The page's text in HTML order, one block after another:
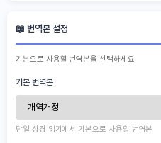
📖 번역본 설정
기본으로 사용할 번역본을 선택하세요
기본 번역본
단일 성경 읽기에서 기본으로 사용할 번역본